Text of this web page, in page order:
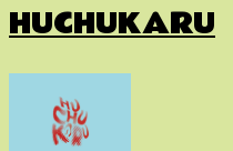
HUCHUKARU